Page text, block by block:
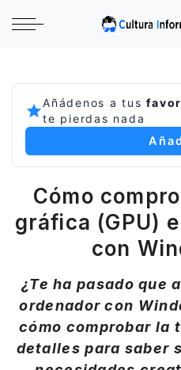
Añádenos a tus
te pierdas nada
Cómo
gráfica (GPU)
con
¿Te ha pasado que
ordenador con
cómo comprobar la
detalles para saber